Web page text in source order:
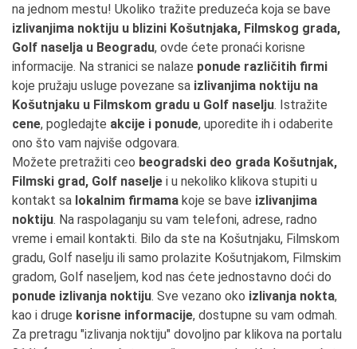
na jednom mestu! Ukoliko tražite preduzeća koja se bave
izlivanjima noktiju u blizini Košutnjaka, Filmskog grada,
Golf naselja u Beogradu, ovde ćete pronaći korisne
informacije. Na stranici se nalaze ponude različitih firmi
koje pružaju usluge povezane sa izlivanjima noktiju na
Košutnjaku u Filmskom gradu u Golf naselju. Istražite
cene, pogledajte akcije i ponude, uporedite ih i odaberite
ono što vam najviše odgovara.
Možete pretražiti ceo beogradski deo grada Košutnjak,
Filmski grad, Golf naselje i u nekoliko klikova stupiti u
kontakt sa lokalnim firmama koje se bave izlivanjima
noktiju. Na raspolaganju su vam telefoni, adrese, radno
vreme i email kontakti. Bilo da ste na Košutnjaku, Filmskom
gradu, Golf naselju ili samo prolazite Košutnjakom, Filmskim
gradom, Golf naseljem, kod nas ćete jednostavno doći do
ponude izlivanja noktiju. Sve vezano oko izlivanja nokta,
kao i druge korisne informacije, dostupne su vam odmah.
Za pretragu "izlivanja noktiju" dovoljno par klikova na portalu